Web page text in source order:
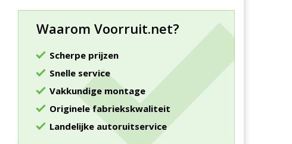
Waarom Voorruit.net?
Scherpe prijzen
Snelle service
Vakkundige montage
Originele fabriekskwaliteit
Landelijke autoruitservice